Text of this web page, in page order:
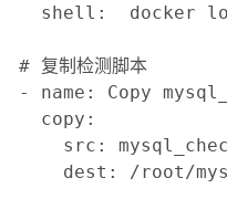
shell:  docker
# 复制检测脚本
- name: Copy
  copy:
src:
dest: /root/